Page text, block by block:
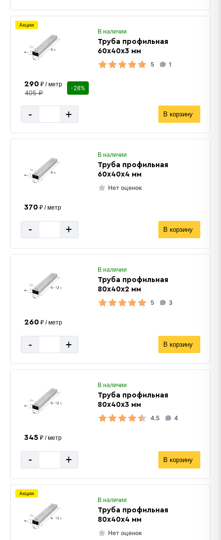
Акции
В наличии
Труба профильная
60х40х3 мм
5
1
290 ₽ / метр
405 ₽
-28%
- + В корзину
В наличии
Труба профильная
60х40х4 мм
Нет оценок
370 ₽ / метр
- + В корзину
В наличии
Труба профильная
80х40х2 мм
5
3
260 ₽ / метр
- + В корзину
В наличии
Труба профильная
80х40х3 мм
4.5
4
345 ₽ / метр
- + В корзину
Акции
В наличии
Труба профильная
80х40х4 мм
Нет оценок